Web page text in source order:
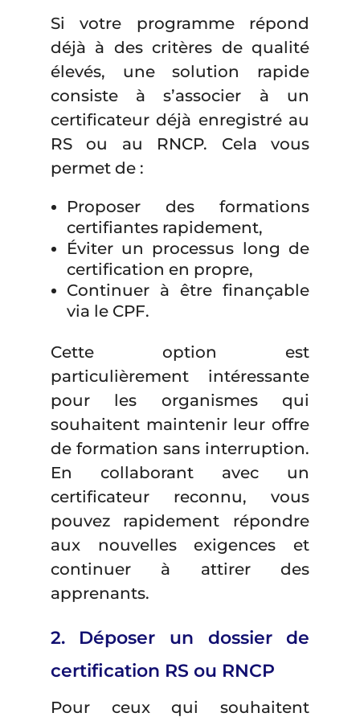
Si votre programme répond
déjà à des critères de qualité
élevés, une solution rapide
consiste à s’associer à un
certificateur déjà enregistré au
RS ou au RNCP. Cela vous
permet de :
Proposer des formations
certifiantes rapidement,
Éviter un processus long de
certification en propre,
Continuer à être finançable
via le CPF.
Cette option est
particulièrement intéressante
pour les organismes qui
souhaitent maintenir leur offre
de formation sans interruption.
En collaborant avec un
certificateur reconnu, vous
pouvez rapidement répondre
aux nouvelles exigences et
continuer à attirer des
apprenants.
2. Déposer un dossier de
certification RS ou RNCP
Pour ceux qui souhaitent